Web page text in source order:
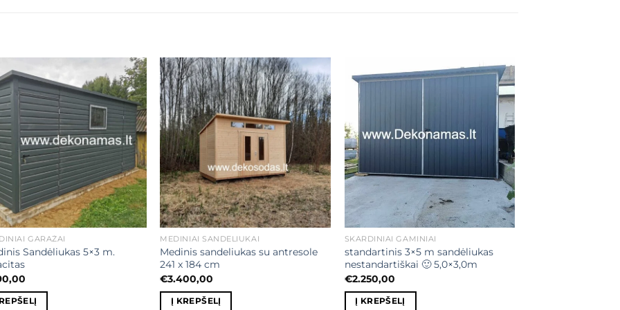
Mėgstamiausias
GARAŽAI
Sandėliukas 5×3 m.
Mėgstamiausias
MEDINIAI SANDĖLIUKAI
Medinis sandeliukas su antresole
241 x 184 cm
€3.400,00
Į KREPŠELĮ
Mėgstamiausias
SKARDINIAI GAMINIAI
standartinis 3×5 m sandėliukas
nestandartiškai 🙂 5,0×3,0m
€2.250,00
Į KREPŠELĮ